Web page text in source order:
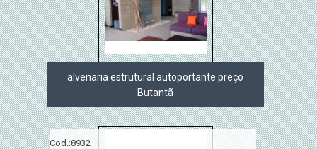
alvenaria estrutural autoportante preço
Butantã
Cod.:8932